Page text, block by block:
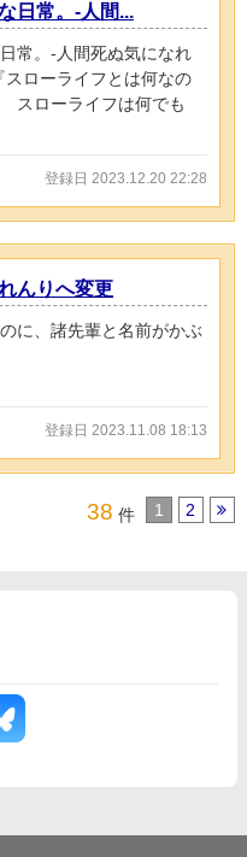
日常。-人間...
常。-人間死ぬ気になれ
ローライフとは何なの
ローライフは何でも
登録日 2023.12.20 22:28
んりへ変更
に、諸先輩と名前がかぶ
登録日 2023.11.08 18:13
38 件 1 2